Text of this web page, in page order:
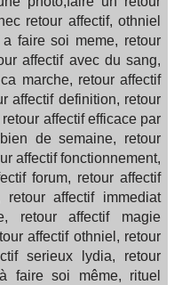
retour affectif, othniel
faire soi meme, retour
affectif avec du sang,
marche, retour affectif
affectif definition, retour
affectif efficace par
de semaine, retour
affectif fonctionnement,
forum, retour affectif
retour affectif immediat
retour affectif magie
affectif othniel, retour
serieux lydia, retour
faire soi même, rituel